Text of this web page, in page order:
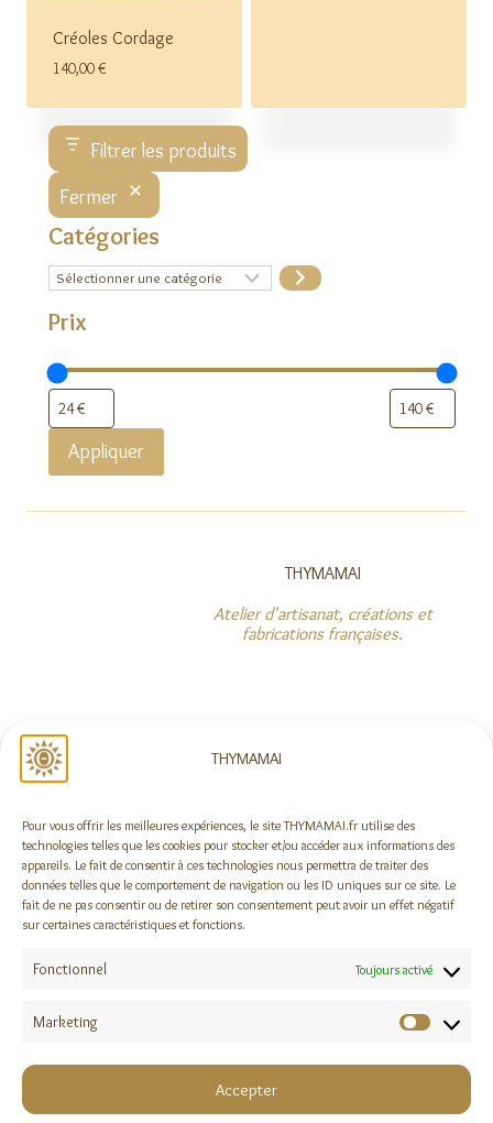
THYMAMAI
Pour vous offrir les meilleures expériences, le site THYMAMAI.fr utilise des
technologies telles que les cookies pour stocker et/ou accéder aux informations des
appareils. Le fait de consentir à ces technologies nous permettra de traiter des
données telles que le comportement de navigation ou les ID uniques sur ce site. Le
fait de ne pas consentir ou de retirer son consentement peut avoir un effet négatif
sur certaines caractéristiques et fonctions.
Fonctionnel Toujours activé
Marketing
Accepter
Créoles Cordage
140,00€
Filtrer les produits
Fermer
Catégories
Sélectionner
une
Prix
Appliquer
THYMAMAI
Atelier d'artisanat, créations et
fabrications françaises.
Rejoindre la newsletter !
Mentions légales